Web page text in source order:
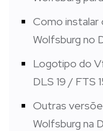
Como
Wolfsburg no
Logotipo do
DLS 19 / FTS
Outras
Wolfsburg na